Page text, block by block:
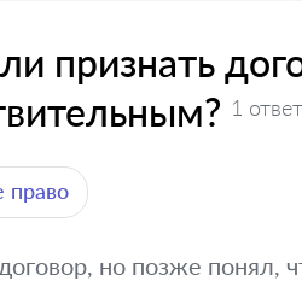
признать
1 ответ
право
но позже понял,